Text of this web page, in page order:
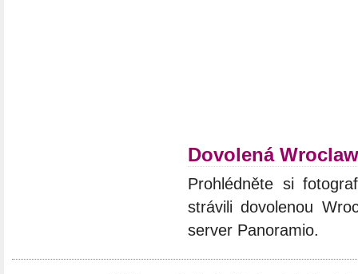
Dovolená Wroclaw
Prohlédněte si
strávili dovolenou
server Panoramio.